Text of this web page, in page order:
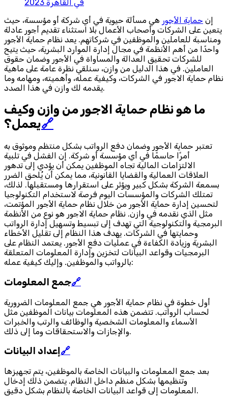
في القاهرة 2023
إن حماية الأجور هي مسألة حيوية في أي شركة أو مؤسسة، حيث
يتعين على الشركات وأصحاب الأعمال بلا استثناء تقديم أجور عادلة
ومناسبة للعاملين والموظفين في شركاتهم. يعد نظام حماية الأجور
واحدًا من أهم الأنظمة في مجال إدارة الموارد البشرية، حيث يتيح
للشركات تحقيق العدالة والمساواة في الأجور وضمان حقوق
العاملين. في هذا الدليل من وازن، سنلقي نظرة عامة على ماهية
نظام حماية الاجور في الشركات، وكيفية عمله، وأهميته، ومهامه وما
يقدمه لك وازن في هذا الصدد.
ما هو نظام حماية الاجور من وازن وكيف
يعمل؟🔗
تعتبر حماية الأجور وضمان دفع الرواتب بشكل منتظم وموثوق به
أمرًا حاسمًا في أي مؤسسة أو شركة. إن الفشل في تلبية
الالتزامات المالية تجاه الموظفين يمكن أن يؤدي إلى تدهور
العلاقات العمالية والقضايا القانونية، مما يمكن أن يُلحق الضرر
بسمعة الشركة بشكل كبير ويؤثر على استقرارها ومستقبلها. لذلك،
تمتلك الشركات والمؤسسات اليوم فرصة لاستخدام التكنولوجيا
لتحسين إدارة حماية الأجور من خلال نظام حماية الأجور المؤتمت،
مثل الذي نقدمه في وازن. نظام حماية الاجور هو نوع من الأنظمة
البرمجية والتكنولوجية التي تهدف إلى تبسيط وتسهيل إدارة الرواتب
وحمايتها في الشركات. يهدف هذا النظام إلى تقليل الأخطاء
البشرية وزيادة الكفاءة في عمليات دفع الأجور. يعتمد النظام على
البرمجيات وقواعد البيانات لتخزين وإدارة المعلومات المتعلقة
بالرواتب والموظفين. وإليك كيفية عمله:
جمع المعلومات🔗
أول خطوة في نظام حماية الأجور هي جمع المعلومات الضرورية
لحساب الرواتب. تتضمن هذه المعلومات بيانات الموظفين مثل
الأسماء والمعلومات الشخصية والوظائف والرتب والخبرات
والإجازات والاستحقاقات وما إلى ذلك.
إعداد البيانات🔗
بعد جمع المعلومات والبيانات الخاصة بالموظفين، يتم تجهيزها
وتنظيمها بشكل منظم داخل النظام. يتضمن ذلك إدخال
المعلومات إلى قواعد البيانات الخاصة بالنظام بشكل دقيق.